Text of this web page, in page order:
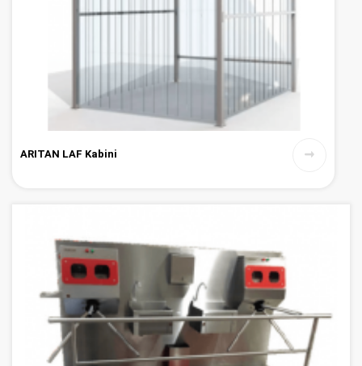
ARITAN LAF Kabini